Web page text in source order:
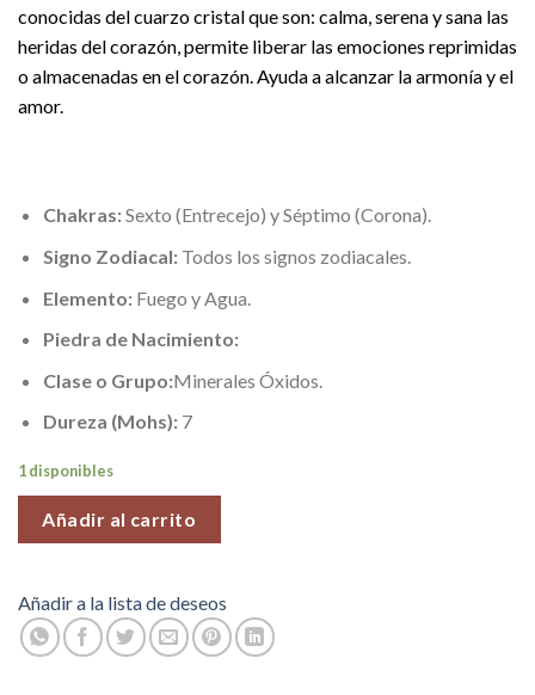
conocidas del cuarzo cristal que son: calma, serena y sana las
heridas del corazón, permite liberar las emociones reprimidas
o almacenadas en el corazón. Ayuda a alcanzar la armonía y el
amor.
Chakras:Sexto (Entrecejo) y Séptimo (Corona).
Signo Zodiacal: Todos los signos zodiacales.
Elemento: Fuego y Agua.
Piedra de Nacimiento:
Clase o Grupo:Minerales Óxidos.
Dureza (Mohs):7
1 disponibles
Añadir al carrito
Añadir a la lista de deseos